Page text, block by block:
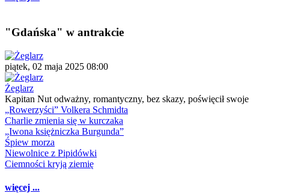
"Gdańska" w antrakcie
piątek, 02 maja 2025 08:00
Żeglarz
Kapitan Nut odważny, romantyczny, bez skazy, poświęcił swoje
„Rowerzyści” Volkera Schmidta
Charlie zmienia się w kurczaka
„Iwona księżniczka Burgunda”
Śpiew morza
Niewolnice z Pipidówki
Ciemności kryją ziemię
więcej ...